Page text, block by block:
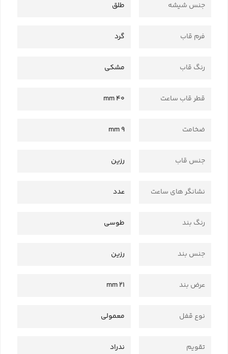
جنس شیشه طلق
فرم قاب گرد
رنگ قاب مشکی
قطر قاب ساعت 40 mm
ضخامت 9 mm
جنس قاب رزین
نشانگر های ساعت عدد
رنگ بند طوسی
جنس بند رزین
عرض بند 21 mm
نوع قفل معمولی
تقویم ندراد